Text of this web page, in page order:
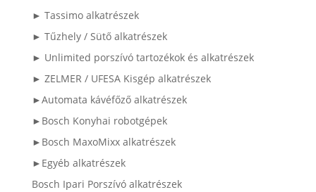
► Tassimo alkatrészek
► Tűzhely / Sütő alkatrészek
► Unlimited porszívó tartozékok és alkatrészek
► ZELMER / UFESA Kisgép alkatrészek
►Automata kávéfőző alkatrészek
►Bosch Konyhai robotgépek
►Bosch MaxoMixx alkatrészek
►Egyéb alkatrészek
Bosch Ipari Porszívó alkatrészek